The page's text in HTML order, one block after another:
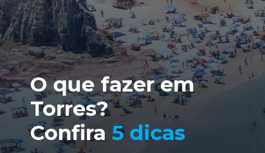
O que fazer em
Torres?
Confira5 dicas